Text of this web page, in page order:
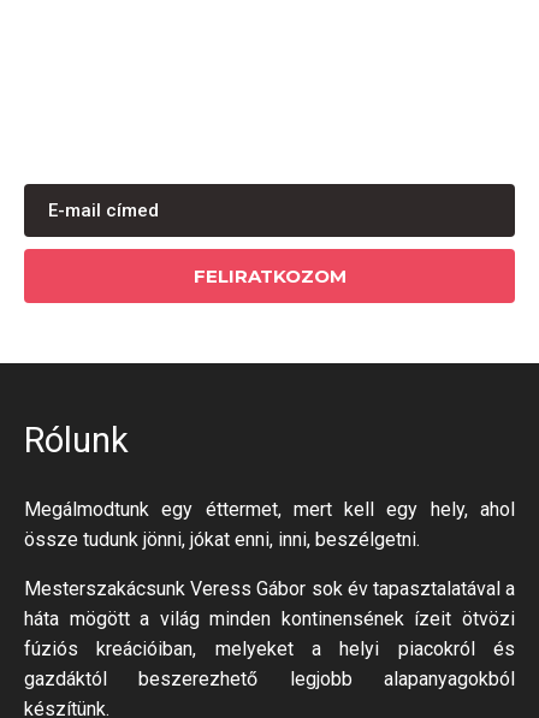
FELIRATKOZOM
Rólunk
Megálmodtunk egy éttermet, mert kell egy hely, ahol
össze tudunk jönni, jókat enni, inni, beszélgetni.
Mesterszakácsunk Veress Gábor sok év tapasztalatával a
háta mögött a világ minden kontinensének ízeit ötvözi
fúziós kreációiban, melyeket a helyi piacokról és
gazdáktól beszerezhető legjobb alapanyagokból
készítünk.